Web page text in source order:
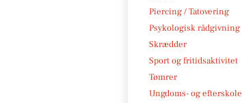
Piercing / Tatovering
Psykologisk rådgivning
Skrædder
Sport og fritidsaktivitet
Tømrer
Ungdoms- og efterskole